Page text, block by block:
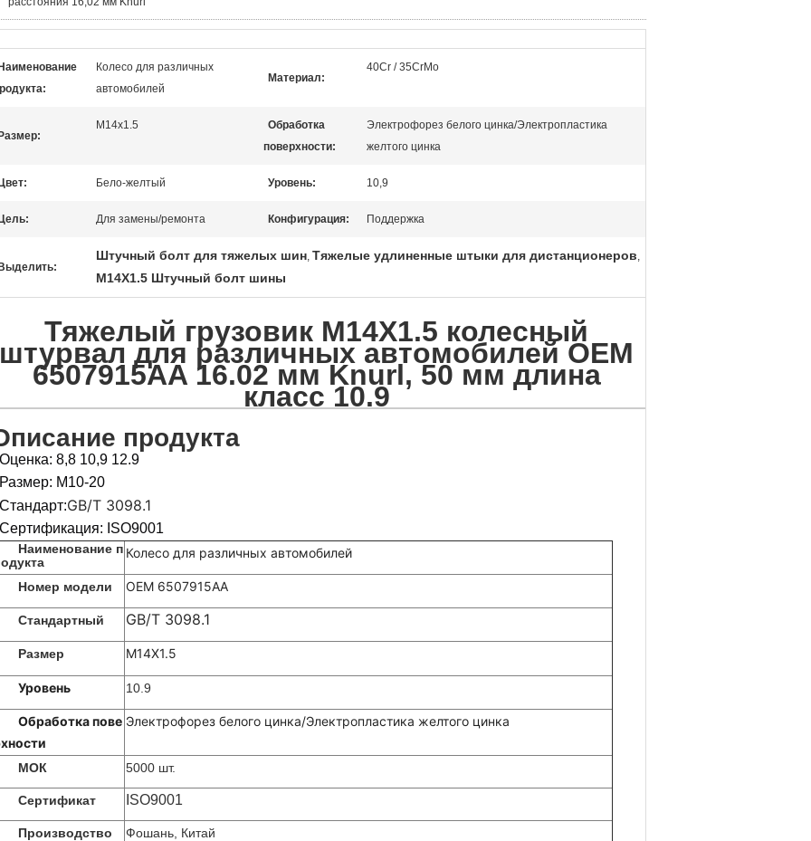
Наименование
Колесо для различных
автомобилей
Материал:
40Cr / 35CrMo
Размер:
M14x1.5
Обработка
поверхности:
Электрофорез белого цинка/Электропластика
желтого цинка
Цвет: Бело-желтый Уровень: 10,9
Цель: Для замены/ремонта Конфигурация: Поддержка
Выделить:
Штучный болт для тяжелых шин, Тяжелые удлиненные штыки для дистанционеров,
M14X1.5 Штучный болт шины
Тяжелый грузовик M14X1.5 колесный
штурвал для различных автомобилей OEM
6507915AA 16.02 мм Knurl, 50 мм длина
класс 10.9
продукта
8,8 10,9 12.9
M10-20
GB/T 3098.1
ISO9001
Наименование п Колесо для различных автомобилей
Номер модели OEM 6507915AA
Стандартный GB/T 3098.1
Размер M14X1.5
Уровень 10.9
Обработка пове Электрофорез белого цинка/Электропластика желтого цинка
МОК 5000 шт.
Сертификат ISO9001
Производство Фошань, Китай